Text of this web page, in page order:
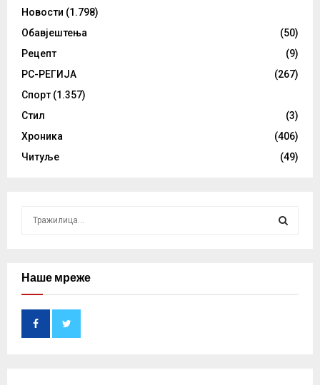
Новости (1.798)
Обавјештења
(50)
Рецепт
(9)
РС-РЕГИЈА
(267)
Спорт (1.357)
Стил
(3)
Хроника
(406)
Читуље
(49)
cНаше мреже